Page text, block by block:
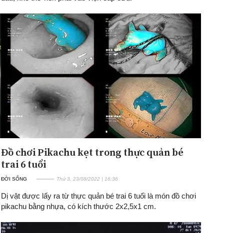
Đồ chơi Pikachu kẹt trong thực quản bé
trai 6 tuổi
ĐỜI SỐNG Thứ 3, 23/08/2022 | 16:36
Dị vật được lấy ra từ thực quản bé trai 6 tuổi là món đồ chơi
pikachu bằng nhựa, có kích thước 2x2,5x1 cm.